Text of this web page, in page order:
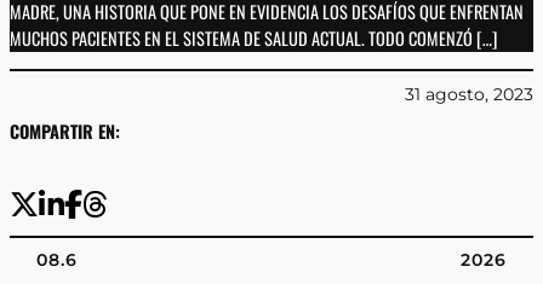
MADRE, UNA HISTORIA QUE PONE EN EVIDENCIA LOS DESAFÍOS QUE ENFRENTAN
MUCHOS PACIENTES EN EL SISTEMA DE SALUD ACTUAL. TODO COMENZÓ […]
COMPARTIR EN:
31 agosto, 2023
08.6 2026